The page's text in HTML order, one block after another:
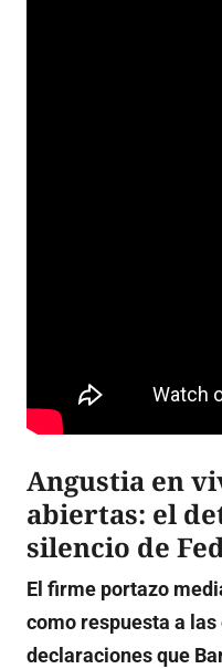
Angustia en
abiertas: el
silencio de
El firme portazo
como respuesta a
declaraciones que